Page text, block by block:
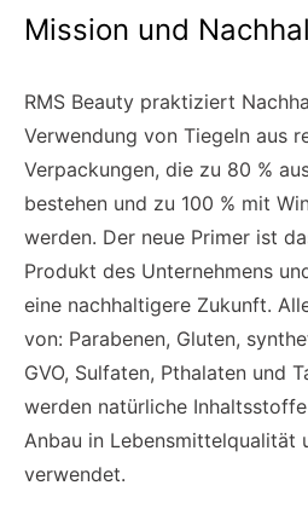
Mission und
RMS Beauty praktiziert
Verwendung von Tiegeln aus
Verpackungen, die zu 80 %
bestehen und zu 100 % mit
werden. Der neue Primer ist
Produkt des Unternehmens
eine nachhaltigere Zukunft.
von: Parabenen, Gluten,
GVO, Sulfaten, Pthalaten und
werden natürliche
Anbau in Lebensmittelqualität
verwendet.